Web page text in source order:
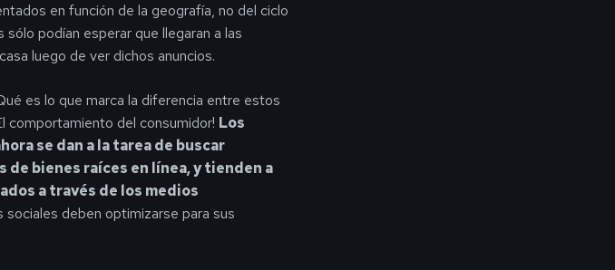
en función de la geografía, no del ciclo
podían esperar que llegaran a las
luego de ver dichos anuncios.
es lo que marca la diferencia entre estos
comportamiento del consumidor! Los
se dan a la tarea de buscar
bienes raíces en línea, y tienden a
a través de los medios
deben optimizarse para sus